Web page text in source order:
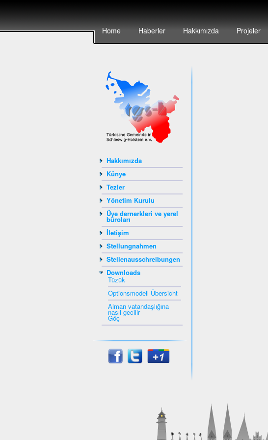
Home Haberler Hakkımızda Projeler
Hakkımızda
Künye
Tezler
Yönetim Kurulu
Üye dernerkleri ve yerel
büroları
İletişim
Stellungnahmen
Stellenausschreibungen
Downloads
Tüzük
Optionsmodell Übersicht
Alman vatandaşlığına
nasıl gecilir
Göç